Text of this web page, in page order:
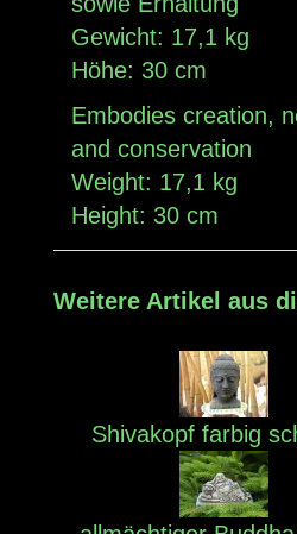
Gewicht: 17,1 kg
Höhe: 30 cm
Embodies creation,
and conservation
Weight: 17,1 kg
Height: 30 cm
Weitere Artikel aus
Shivakopf farbig